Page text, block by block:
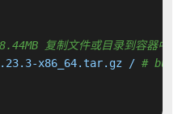
复制文件或目录到容器中
x86_64.tar.gz / #